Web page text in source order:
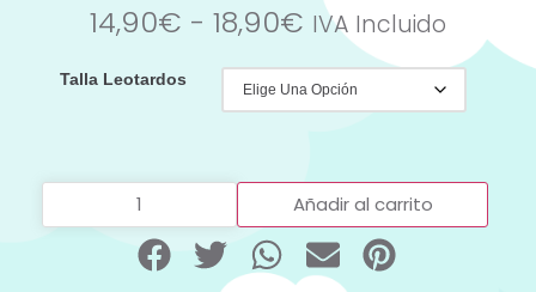
14,90€ - 18,90€ IVA Incluido
Talla Leotardos
Añadir al carrito